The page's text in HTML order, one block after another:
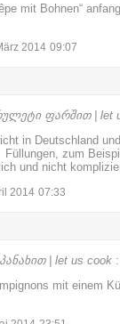
mit Bohnen“
2014 09:07
ფარშით | let
in Deutschland
zum
und nicht
2014 07:33
| let us cook :
mit einem